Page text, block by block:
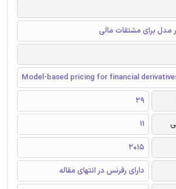
مدل برای مشتقات مالی
Model-based pricing for financial
29
11
2015
دارای رفرنس در انتهای مقاله